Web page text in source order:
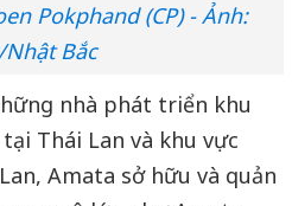
Pokphand (CP) - Ảnh:
Nhật Bắc
nhà phát triển khu
Thái Lan và khu vực
Amata sở hữu và quản